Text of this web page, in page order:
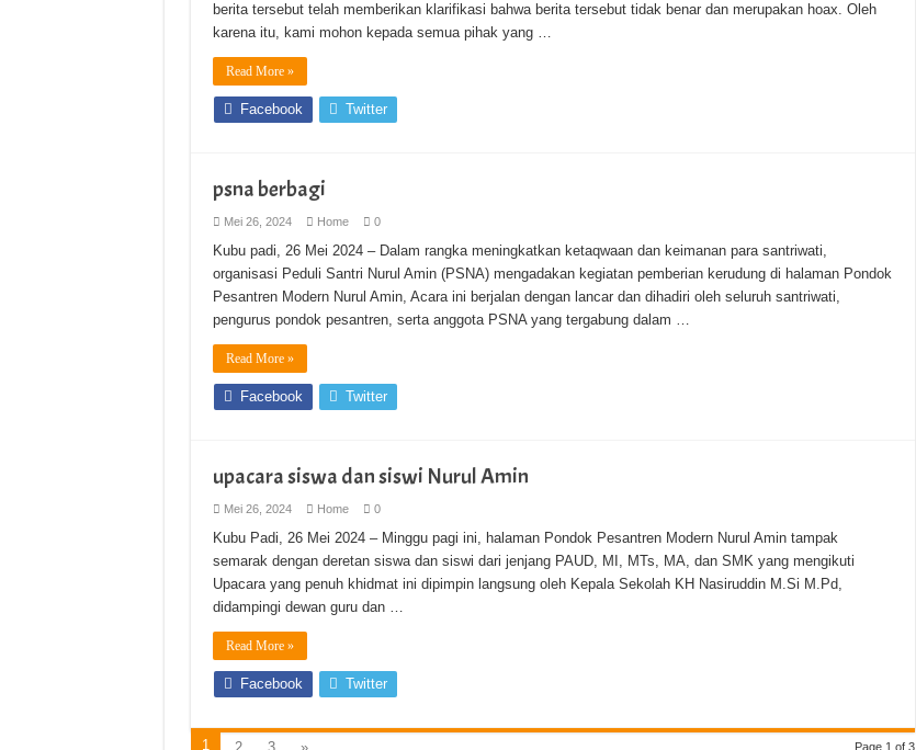
berita tersebut telah memberikan klarifikasi bahwa berita tersebut tidak benar dan merupakan hoax. Oleh
karena itu, kami mohon kepada semua pihak yang …
Read More »
Facebook Twitter
psna berbagi
Mei 26, 2024 Home 0
Kubu padi, 26 Mei 2024 – Dalam rangka meningkatkan ketaqwaan dan keimanan para santriwati,
organisasi Peduli Santri Nurul Amin (PSNA) mengadakan kegiatan pemberian kerudung di halaman Pondok
Pesantren Modern Nurul Amin, Acara ini berjalan dengan lancar dan dihadiri oleh seluruh santriwati,
pengurus pondok pesantren, serta anggota PSNA yang tergabung dalam …
Read More »
Facebook Twitter
upacara siswa dan siswi Nurul Amin
Mei 26, 2024 Home 0
Kubu Padi, 26 Mei 2024 – Minggu pagi ini, halaman Pondok Pesantren Modern Nurul Amin tampak
semarak dengan deretan siswa dan siswi dari jenjang PAUD, MI, MTs, MA, dan SMK yang mengikuti
Upacara yang penuh khidmat ini dipimpin langsung oleh Kepala Sekolah KH Nasiruddin M.Si M.Pd,
didampingi dewan guru dan …
Read More »
Facebook Twitter
Page 1 of 3
1